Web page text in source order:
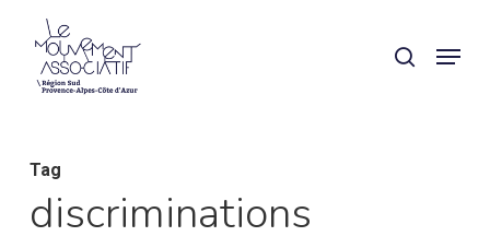
main
search
Menu
Tag
discriminations
Panneau de gestion des cookies